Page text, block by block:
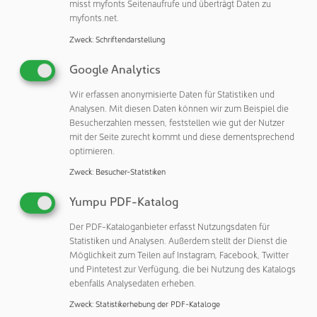
anspruchsvolle Kunststofflösungen entwickelt. Heute
begleitet Formzeug seine Kunden durch den gesamten
Entwicklungs- und Produktionsprozess der
Kunststoffverarbeitung. Das Leistungsspektrum umfasst
Projektbetreuung, Prozessentwicklung, Werkzeug- und
Formenbau sowie die Serienfertigung von Kunststoffteilen
im Spritzgießverfahren und die Produktveredelung. „Wir
erfüllen höchste Qualitäts- und Umweltstandards und sind
nach ISO 9001:2015 und ISO 14001 zertifiziert.
von über 3.500 gefertigten Werkzeugen bis heute im
Einsatz. Moderne Messtechnik, strukturierte Prüfverfahren
und ein erfahrenes Qualitätssicherungsteam garantieren
gleichbleibend hohe Produktqualität“, betont Kremers.
Menschen machen den Unterschied
„Unsere Kunden schätzen nicht nur unsere technische
Expertise und pünktliche Lieferungen, sondern vor allem
misst myfonts Seitenaufrufe und überträgt Daten zu
myfonts.net.
Zweck: Schriftendarstellung
Google Analytics
Wir erfassen anonymisierte Daten für Statistiken und
Analysen. Mit diesen Daten können wir zum Beispiel die
Besucherzahlen messen, feststellen wie gut der Nutzer
mit der Seite zurecht kommt und diese dementsprechend
optimieren.
Zweck: Besucher-Statistiken
Yumpu PDF-Katalog
Der PDF-Kataloganbieter erfasst Nutzungsdaten für
Statistiken und Analysen. Außerdem stellt der Dienst die
Möglichkeit zum Teilen auf Instagram, Facebook, Twitter
und Pintetest zur Verfügung, die bei Nutzung des Katalogs
ebenfalls Analysedaten erheben.
Zweck: Statistikerhebung der PDF-Kataloge